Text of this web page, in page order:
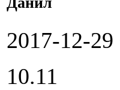
2017-12-29
10.11